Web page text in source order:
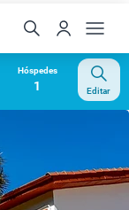
Hóspedes
1 Editar